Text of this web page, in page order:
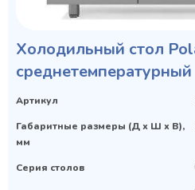
Холодильный стол
среднетемпературный
Артикул
Габаритные размеры (Д х Ш х В),
мм
Серия столов